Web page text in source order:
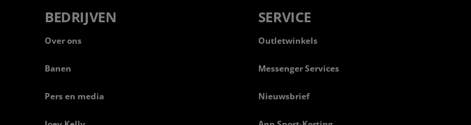
BEDRIJVEN
Over ons
Banen
Pers en media
SERVICE
Outletwinkels
Messenger Services
Nieuwsbrief